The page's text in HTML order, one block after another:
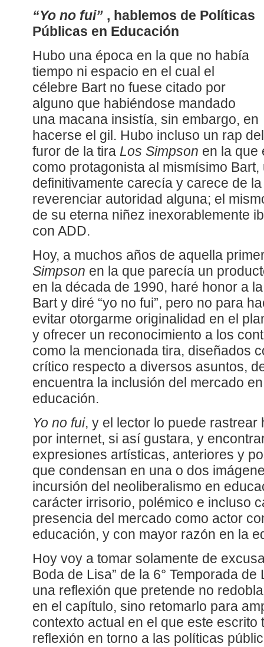
“Yo no fui” , hablemos de Políticas
Públicas en Educación
Hubo una época en la que no había
tiempo ni espacio en el cual el
célebre Bart no fuese citado por
alguno que habiéndose mandado
una macana insistía, sin embargo, en
hacerse el gil. Hubo incluso un rap
furor de la tira Los Simpson en la que
como protagonista al mismísimo
definitivamente carecía y carece de
reverenciar autoridad alguna; el
de su eterna niñez inexorablemente
con ADD.
Hoy, a muchos años de aquella
Simpson en la que parecía un
en la década de 1990, haré honor a
Bart y diré “yo no fui”, pero no para
evitar otorgarme originalidad en el
y ofrecer un reconocimiento a los
como la mencionada tira, diseñados
crítico respecto a diversos asuntos,
encuentra la inclusión del mercado
educación.
Yo no fui, y el lector lo puede
por internet, si así gustara, y
expresiones artísticas, anteriores y
que condensan en una o dos
incursión del neoliberalismo en
carácter irrisorio, polémico e incluso
presencia del mercado como actor
educación, y con mayor razón en la
Hoy voy a tomar solamente de
Boda de Lisa” de la 6° Temporada
una reflexión que pretende no
en el capítulo, sino retomarlo para
contexto actual en el que este escrito
reflexión en torno a las políticas